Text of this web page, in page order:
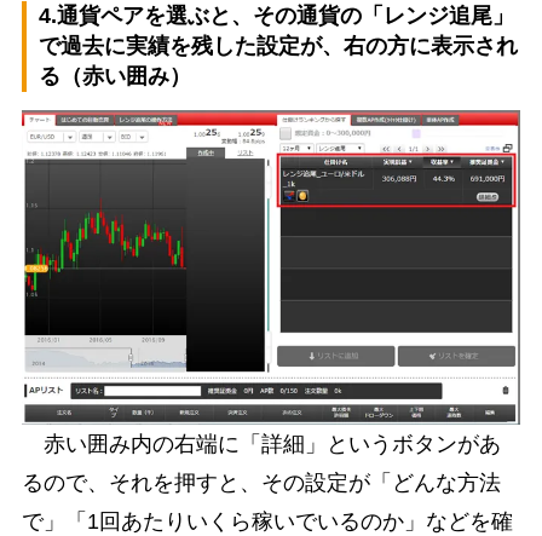
4.通貨ペアを選ぶと、その通貨の「レンジ追尾」
で過去に実績を残した設定が、右の方に表示され
る（赤い囲み）
赤い囲み内の右端に「詳細」というボタンがあ
るので、それを押すと、その設定が「どんな方法
で」「1回あたりいくら稼いでいるのか」などを確